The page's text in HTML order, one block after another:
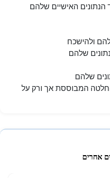
הנתונים האישיים שלהם
ולהישכח
שלהם
שלהם
המבוססת אך ורק על
אחרים